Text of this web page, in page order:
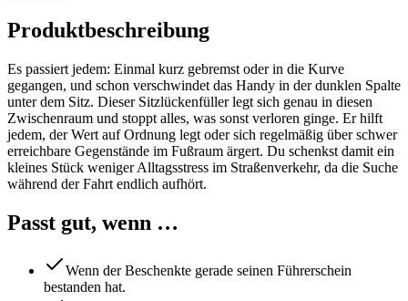
Produktbeschreibung
Es passiert jedem: Einmal kurz gebremst oder in die Kurve
gegangen, und schon verschwindet das Handy in der dunklen Spalte
unter dem Sitz. Dieser Sitzlückenfüller legt sich genau in diesen
Zwischenraum und stoppt alles, was sonst verloren ginge. Er hilft
jedem, der Wert auf Ordnung legt oder sich regelmäßig über schwer
erreichbare Gegenstände im Fußraum ärgert. Du schenkst damit ein
kleines Stück weniger Alltagsstress im Straßenverkehr, da die Suche
während der Fahrt endlich aufhört.
Passt gut, wenn …
Wenn der Beschenkte gerade seinen Führerschein
bestanden hat.